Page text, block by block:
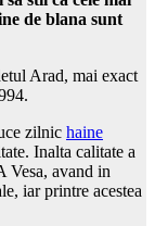
de blana sunt
Arad, mai exact
zilnic haine
Inalta calitate a
Vesa, avand in
iar printre acestea